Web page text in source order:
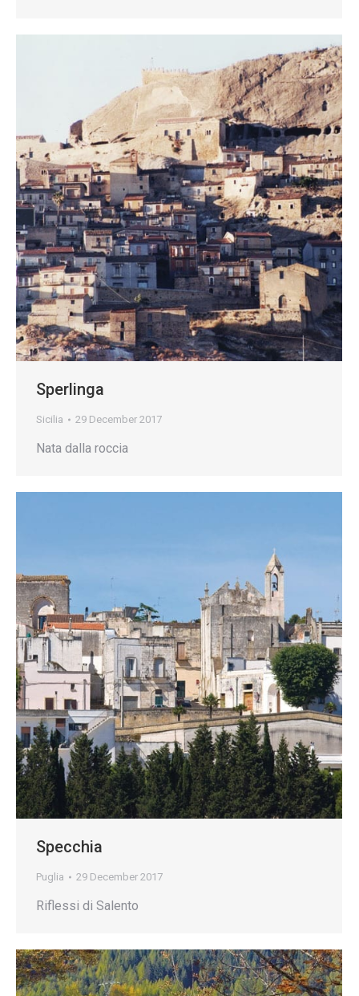
Sperlinga
Sicilia 29 December 2017
Nata dalla roccia
Specchia
Puglia 29 December 2017
Riflessi di Salento